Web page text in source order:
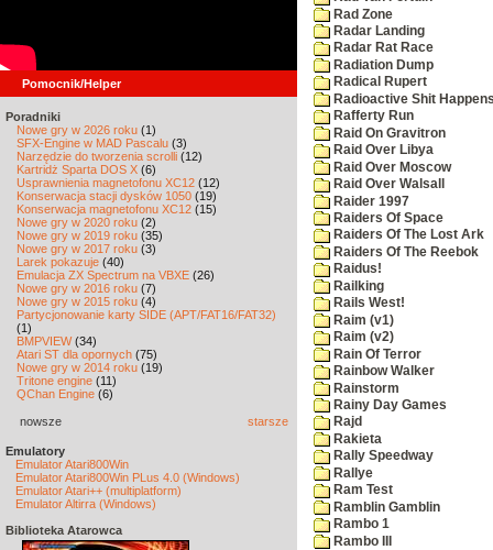
Pomocnik/Helper
Poradniki
Nowe gry w 2026 roku (1)
SFX-Engine w MAD Pascalu (3)
Narzędzie do tworzenia scrolli (12)
Kartridż Sparta DOS X (6)
Usprawnienia magnetofonu XC12 (12)
Konserwacja stacji dysków 1050 (19)
Konserwacja magnetofonu XC12 (15)
Nowe gry w 2020 roku (2)
Nowe gry w 2019 roku (35)
Nowe gry w 2017 roku (3)
Larek pokazuje (40)
Emulacja ZX Spectrum na VBXE (26)
Nowe gry w 2016 roku (7)
Nowe gry w 2015 roku (4)
Partycjonowanie karty SIDE (APT/FAT16/FAT32)
(1)
BMPVIEW(34)
Atari ST dla opornych (75)
Nowe gry w 2014 roku (19)
Tritone engine (11)
QChan Engine (6)
nowsze starsze
Emulatory
Emulator Atari800Win
Emulator Atari800Win PLus 4.0 (Windows)
Emulator Atari++ (multiplatform)
Emulator Altirra (Windows)
Biblioteka Atarowca
Rad Zone
Radar Landing
Radar Rat Race
Radiation Dump
Radical Rupert
Radioactive Shit
Rafferty Run
Raid On Gravitron
Raid Over Libya
Raid Over Moscow
Raid Over Walsall
Raider 1997
Raiders Of Space
Raiders Of The Lost Ark
Raiders Of The Reebok
Raidus!
Railking
Rails West!
Raim (v1)
Raim (v2)
Rain Of Terror
Rainbow Walker
Rainstorm
Rainy Day Games
Rajd
Rakieta
Rally Speedway
Rallye
Ram Test
Ramblin Gamblin
Rambo 1
Rambo III